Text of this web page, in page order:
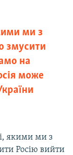
ми з
змусити
на
може
якими ми з
Росію вийти